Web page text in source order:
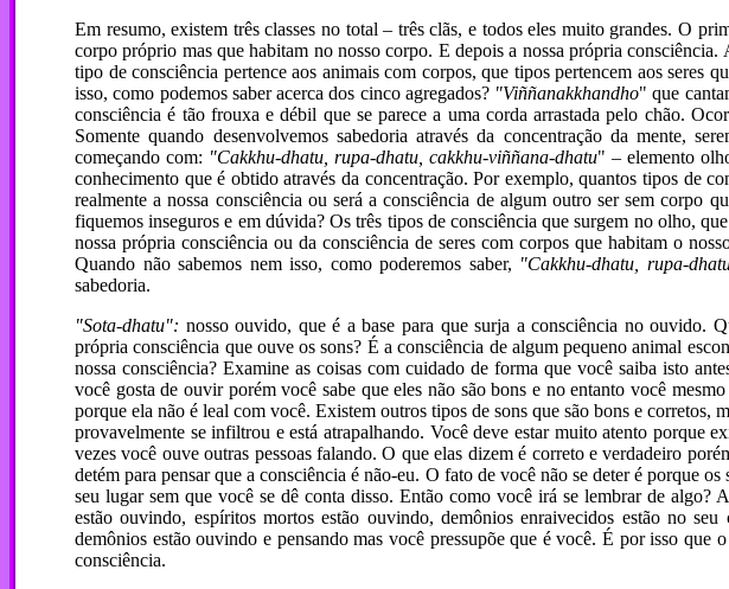
Em resumo, existem três classes no total – três clãs, e todos eles muito grandes. O
corpo próprio mas que habitam no nosso corpo. E depois a nossa própria
tipo de consciência pertence aos animais com corpos, que tipos pertencem aos seres
isso, como podemos saber acerca dos cinco agregados? "Viññanakkhandho" que
consciência é tão frouxa e débil que se parece a uma corda arrastada pelo chão.
Somente quando desenvolvemos sabedoria através da concentração da mente,
começando com: "Cakkhu-dhatu, rupa-dhatu, cakkhu-viññana-dhatu" – elemento
conhecimento que é obtido através da concentração. Por exemplo, quantos tipos de
realmente a nossa consciência ou será a consciência de algum outro ser sem corpo
fiquemos inseguros e em dúvida? Os três tipos de consciência que surgem no olho,
nossa própria consciência ou da consciência de seres com corpos que habitam o
Quando não sabemos nem isso, como poderemos saber, "Cakkhu-dhatu, rupa-
sabedoria.
"Sota-dhatu": nosso ouvido, que é a base para que surja a consciência no ouvido.
própria consciência que ouve os sons? É a consciência de algum pequeno animal
nossa consciência? Examine as coisas com cuidado de forma que você saiba isto
você gosta de ouvir porém você sabe que eles não são bons e no entanto você
porque ela não é leal com você. Existem outros tipos de sons que são bons e corretos,
provavelmente se infiltrou e está atrapalhando. Você deve estar muito atento porque
vezes você ouve outras pessoas falando. O que elas dizem é correto e verdadeiro
detém para pensar que a consciência é não-eu. O fato de você não se deter é porque
seu lugar sem que você se dê conta disso. Então como você irá se lembrar de algo?
estão ouvindo, espíritos mortos estão ouvindo, demônios enraivecidos estão no
demônios estão ouvindo e pensando mas você pressupõe que é você. É por isso
consciência.